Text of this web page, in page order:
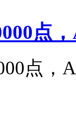
点
点，